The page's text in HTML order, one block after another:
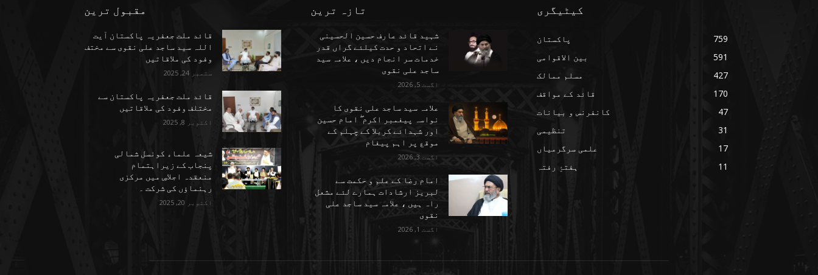
مقبول ترین
قائد ملت جعفریہ پاکستان آیت
اللہ سید ساجد علی نقوی سے مختف
وفود کی ملاقاتیں
ستمبر 24, 2025
قائد ملت جعفریہ پاکستان سے
مختلف وفود کی ملاقاتیں
اکتوبر 8, 2025
شیعہ علماء کونسل شمالی
پنجاب کے زیراہتمام
منعقدہ اجلاسِ میں مرکزی
رہنماؤں کی شرکت ۔
اکتوبر 20, 2025
تازہ ترین
شہید قائد عارف حسین الحسینی
نے اتحاد و حدت کیلئے گراں قدر
خدمات سر انجام دیں ، علامہ سید
ساجد علی نقوی
اگست 5, 2026
علامہ سید ساجد علی نقوی کا
نواسہ پیغمبر اکرم ۖ امام حسین
اور شہدائے کربلا کے چہلم کے
موقع پر اہم پیغام
اگست 3, 2026
امام رضا کے علم و حکمت سے
لبریز ارشادات ہمارے لئے مشعل
راہ ہیں ، علامہ سید ساجد علی
نقوی
اگست 1, 2026
کیٹیگری
پاکستان
759
بین الاقوامی
591
مسلم ممالک
427
قائد کے مواقف
170
کانفرنس و بیانات
47
تنظیمی
31
علمی سرگرمیاں
17
ہفتۂِ رفتہ
11